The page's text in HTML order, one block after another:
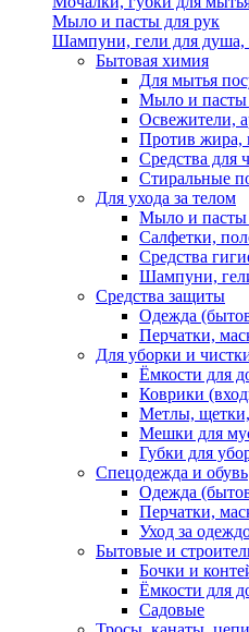
Мыло и пасты для рук
Шампуни, гели для душа,
Бытовая химия
Для мытья
Мыло и пасты
Освежители,
Против жира,
Средства для
Стиральные
Для ухода за телом
Мыло и пасты
Салфетки,
Средства
Шампуни,
Средства защиты
Одежда
Перчатки,
Для уборки и
Ёмкости для
Коврики
Метлы,
Мешки для
Губки для
Спецодежда и обувь
Одежда
Перчатки,
Уход за
Бытовые и
Бочки и
Ёмкости для
Садовые